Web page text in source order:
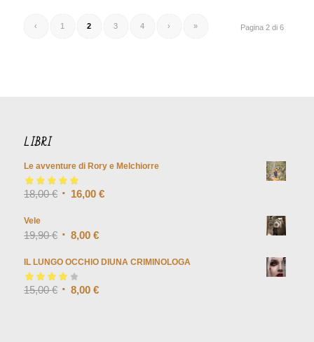
Pagina 2 di 6
‹ 1 2 3 4 › »
LIBRI
Le avventure di Rory e Melchiorre
Valutato5.00
su
18,00€ 16,00 €
Vele
19,90€ 8,00 €
IL LUNGO OCCHIO DIUNA CRIMINOLOGA
Valutato4.00
15,00€ 8,00 €